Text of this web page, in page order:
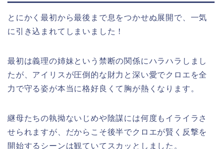
とにかく最初から最後まで息をつかせぬ展開で、一気
に引き込まれてしまいました！
最初は義理の姉妹という禁断の関係にハラハラしまし
たが、アイリスが圧倒的な財力と深い愛でクロエを全
力で守る姿が本当に格好良くて胸が熱くなります。
継母たちの執拗ないじめや陰謀には何度もイライラさ
せられますが、だからこそ後半でクロエが賢く反撃を
開始するシーンは観ていてスカッとしました。